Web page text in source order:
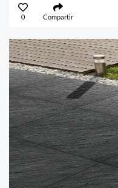
0 Compartir